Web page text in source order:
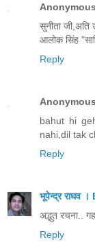
Anonymous
सुनीता जी,अति
आलोक सिंह
Reply
Anonymous
bahut hi
nahi,dil tak
Reply
भूपेन्द्र राघव
अद्भुत रचना..
Reply